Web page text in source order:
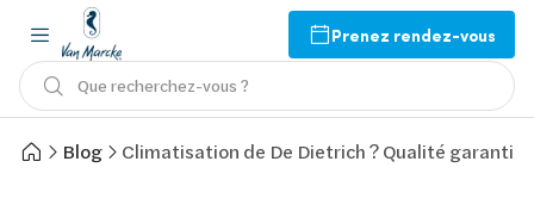
Prenez rendez-vous
Que recherchez-vous ?
Blog Climatisation de De Dietrich ? Qualité garantie